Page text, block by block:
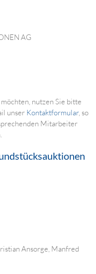
AG
nutzen Sie bitte
unser Kontaktformular, so
Mitarbeiter
Ansorge, Manfred